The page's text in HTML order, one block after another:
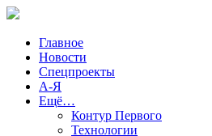
Главное
Новости
Спецпроекты
А-Я
Ещё…
Контур Первого
Технологии